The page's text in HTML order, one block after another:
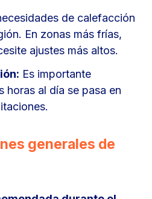
de calefacción
En zonas más frías,
ajustes más altos.
Es importante
horas al día se pasa en
generales de